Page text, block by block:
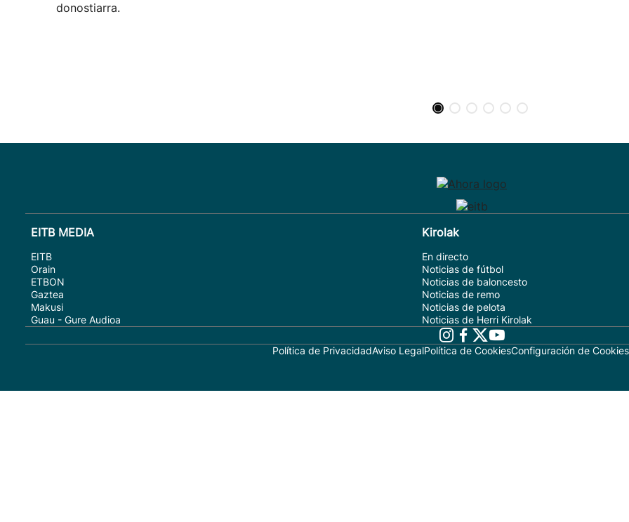
donostiarra.
EITB MEDIA
EITB
Orain
ETBON
Gaztea
Makusi
Guau - Gure Audioa
Kirolak
En directo
Noticias de fútbol
Noticias de baloncesto
Noticias de remo
Noticias de pelota
Noticias de Herri Kirolak
Política de PrivacidadAviso LegalPolítica de CookiesConfiguración de Cookies